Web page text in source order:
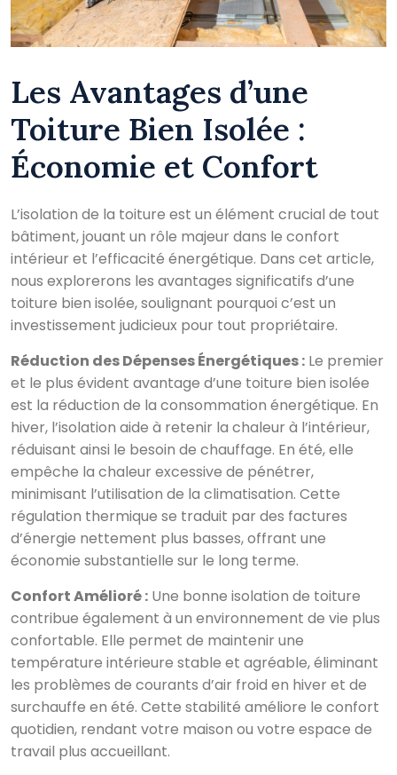
Les Avantages d’une
Toiture Bien Isolée :
Économie et Confort
L’isolation de la toiture est un élément crucial de tout
bâtiment, jouant un rôle majeur dans le confort
intérieur et l’efficacité énergétique. Dans cet article,
nous explorerons les avantages significatifs d’une
toiture bien isolée, soulignant pourquoi c’est un
investissement judicieux pour tout propriétaire.
Réduction des Dépenses Énergétiques : Le premier
et le plus évident avantage d’une toiture bien isolée
est la réduction de la consommation énergétique. En
hiver, l’isolation aide à retenir la chaleur à l’intérieur,
réduisant ainsi le besoin de chauffage. En été, elle
empêche la chaleur excessive de pénétrer,
minimisant l’utilisation de la climatisation. Cette
régulation thermique se traduit par des factures
d’énergie nettement plus basses, offrant une
économie substantielle sur le long terme.
Confort Amélioré : Une bonne isolation de toiture
contribue également à un environnement de vie plus
confortable. Elle permet de maintenir une
température intérieure stable et agréable, éliminant
les problèmes de courants d’air froid en hiver et de
surchauffe en été. Cette stabilité améliore le confort
quotidien, rendant votre maison ou votre espace de
travail plus accueillant.